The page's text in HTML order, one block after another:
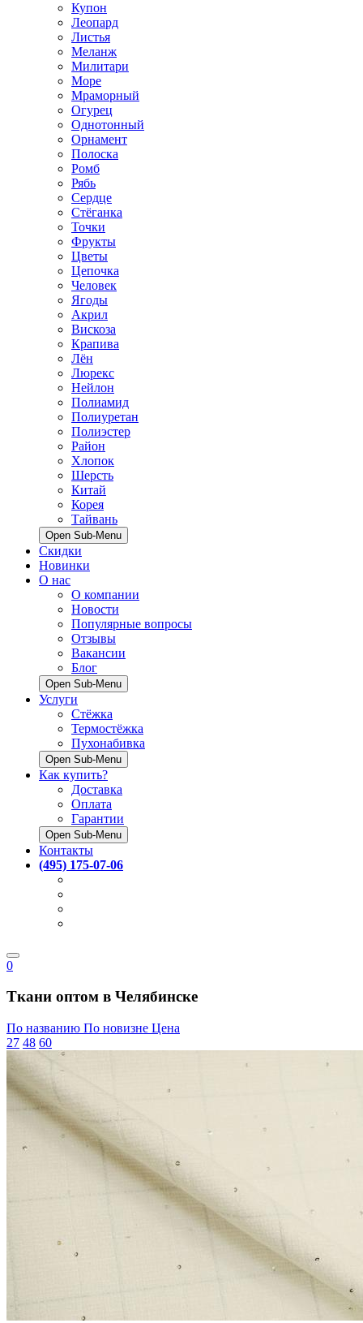
Купон
Леопард
Листья
Меланж
Милитари
Море
Мраморный
Огурец
Однотонный
Орнамент
Полоска
Ромб
Рябь
Сердце
Стёганка
Точки
Фрукты
Цветы
Цепочка
Человек
Ягоды
Акрил
Вискоза
Крапива
Лён
Люрекс
Нейлон
Полиамид
Полиуретан
Полиэстер
Район
Хлопок
Шерсть
Китай
Корея
Тайвань
Open Sub-Menu
Скидки
Новинки
О нас
О компании
Новости
Популярные вопросы
Отзывы
Вакансии
Блог
Open Sub-Menu
Услуги
Стёжка
Термостёжка
Пухонабивка
Open Sub-Menu
Как купить?
Доставка
Оплата
Гарантии
Open Sub-Menu
Контакты
(495) 175-07-06
0
Ткани оптом в Челябинске
По названию По новизне Цена
27 48 60